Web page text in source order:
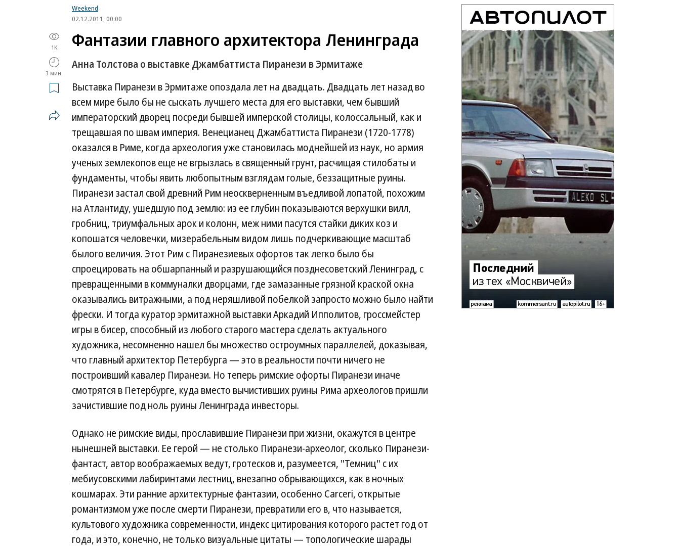
Weekend
02.12.2011, 00:00
1K
3 мин.
Фантазии главного архитектора Ленинграда
Анна Толстова о выставке Джамбаттиста Пиранези в Эрмитаже
Выставка Пиранези в Эрмитаже опоздала лет на двадцать. Двадцать лет назад во
всем мире было бы не сыскать лучшего места для его выставки, чем бывший
императорский дворец посреди бывшей имперской столицы, колоссальный, как и
трещавшая по швам империя. Венецианец Джамбаттиста Пиранези (1720-1778)
оказался в Риме, когда археология уже становилась моднейшей из наук, но армия
ученых землекопов еще не вгрызлась в священный грунт, расчищая стилобаты и
фундаменты, чтобы явить любопытным взглядам голые, беззащитные руины.
Пиранези застал свой древний Рим неоскверненным въедливой лопатой, похожим
на Атлантиду, ушедшую под землю: из ее глубин показываются верхушки вилл,
гробниц, триумфальных арок и колонн, меж ними пасутся стайки диких коз и
копошатся человечки, мизерабельным видом лишь подчеркивающие масштаб
былого величия. Этот Рим с Пиранезиевых офортов так легко было бы
спроецировать на обшарпанный и разрушающийся позднесоветский Ленинград, с
превращенными в коммуналки дворцами, где замазанные грязной краской окна
оказывались витражными, а под неряшливой побелкой запросто можно было найти
фрески. И тогда куратор эрмитажной выставки Аркадий Ипполитов, гроссмейстер
игры в бисер, способный из любого старого мастера сделать актуального
художника, несомненно нашел бы множество остроумных параллелей, доказывая,
что главный архитектор Петербурга — это в реальности почти ничего не
построивший кавалер Пиранези. Но теперь римские офорты Пиранези иначе
смотрятся в Петербурге, куда вместо вычистивших руины Рима археологов пришли
зачистившие под ноль руины Ленинграда инвесторы.
Однако не римские виды, прославившие Пиранези при жизни, окажутся в центре
нынешней выставки. Ее герой — не столько Пиранези-археолог, сколько Пиранези-
фантаст, автор воображаемых ведут, гротесков и, разумеется, "Темниц" с их
мебиусовскими лабиринтами лестниц, внезапно обрывающихся, как в ночных
кошмарах. Эти ранние архитектурные фантазии, особенно Carceri, открытые
романтизмом уже после смерти Пиранези, превратили его в, что называется,
культового художника современности, индекс цитирования которого растет год от
года, и это, конечно, не только визуальные цитаты — топологические шарады